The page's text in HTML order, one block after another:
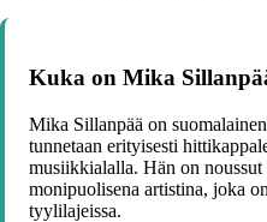
Kuka on Mika
Mika Sillanpää on
tunnetaan erityisesti
musiikkialalla. Hän on noussut
monipuolisena artistina, joka
tyylilajeissa.